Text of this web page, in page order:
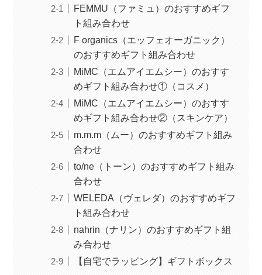
FEMMU（ファミュ）のおすすめギフ
ト組み合わせ
F organics（エッフェオーガニック）
のおすすめギフト組み合わせ
MiMC（エムアイエムシー）のおすす
めギフト組み合わせ①（コスメ）
MiMC（エムアイエムシー）のおすす
めギフト組み合わせ②（スキンケア）
m.m.m（ムー）のおすすめギフト組み
合わせ
to/ne（トーン）のおすすめギフト組み
合わせ
WELEDA（ヴェレダ）のおすすめギフ
ト組み合わせ
nahrin（ナリン）のおすすめギフト組
み合わせ
【自宅でラッピング】ギフトボックス